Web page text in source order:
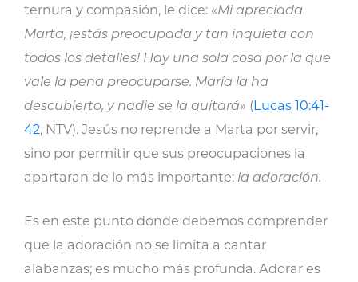
ternura y compasión, le dice: «Mi apreciada
Marta, ¡estás preocupada y tan inquieta con
todos los detalles! Hay una sola cosa por la que
vale la pena preocuparse. María la ha
descubierto, y nadie se la quitará» (Lucas 10:41-
42, NTV). Jesús no reprende a Marta por servir,
sino por permitir que sus preocupaciones la
apartaran de lo más importante: la adoración.
Es en este punto donde debemos comprender
que la adoración no se limita a cantar
alabanzas; es mucho más profunda. Adorar es